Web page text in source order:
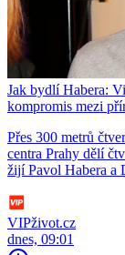
Jak bydlí Habera:
kompromis mezi
Přes 300 metrů
centra Prahy dělí
žijí Pavol Habera a
VIPživot.cz
dnes, 09:01